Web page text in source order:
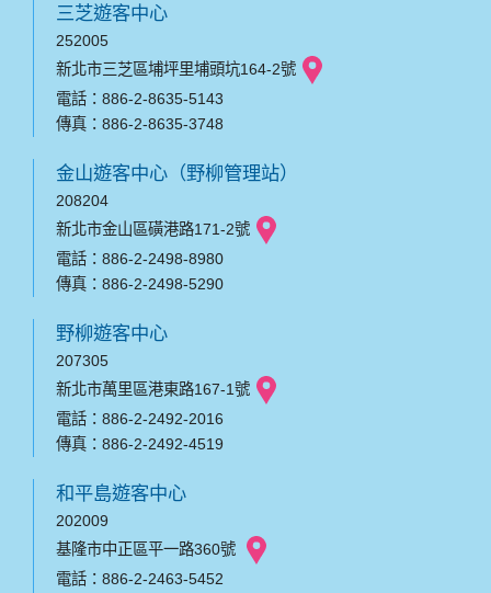
三芝遊客中心
252005
新北市三芝區埔坪里埔頭坑164-2號
電話：886-2-8635-5143
傳真：886-2-8635-3748
金山遊客中心（野柳管理站）
208204
新北市金山區磺港路171-2號
電話：886-2-2498-8980
傳真：886-2-2498-5290
野柳遊客中心
207305
新北市萬里區港東路167-1號
電話：886-2-2492-2016
傳真：886-2-2492-4519
和平島遊客中心
202009
基隆市中正區平一路360號
電話：886-2-2463-5452